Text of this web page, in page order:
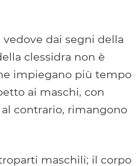
dai segni della
clessidra non è
impiegano più tempo
ai maschi, con
contrario, rimangono
maschili; il corpo